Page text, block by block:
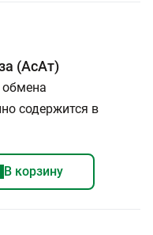
(АсАт)
содержится в
В корзину